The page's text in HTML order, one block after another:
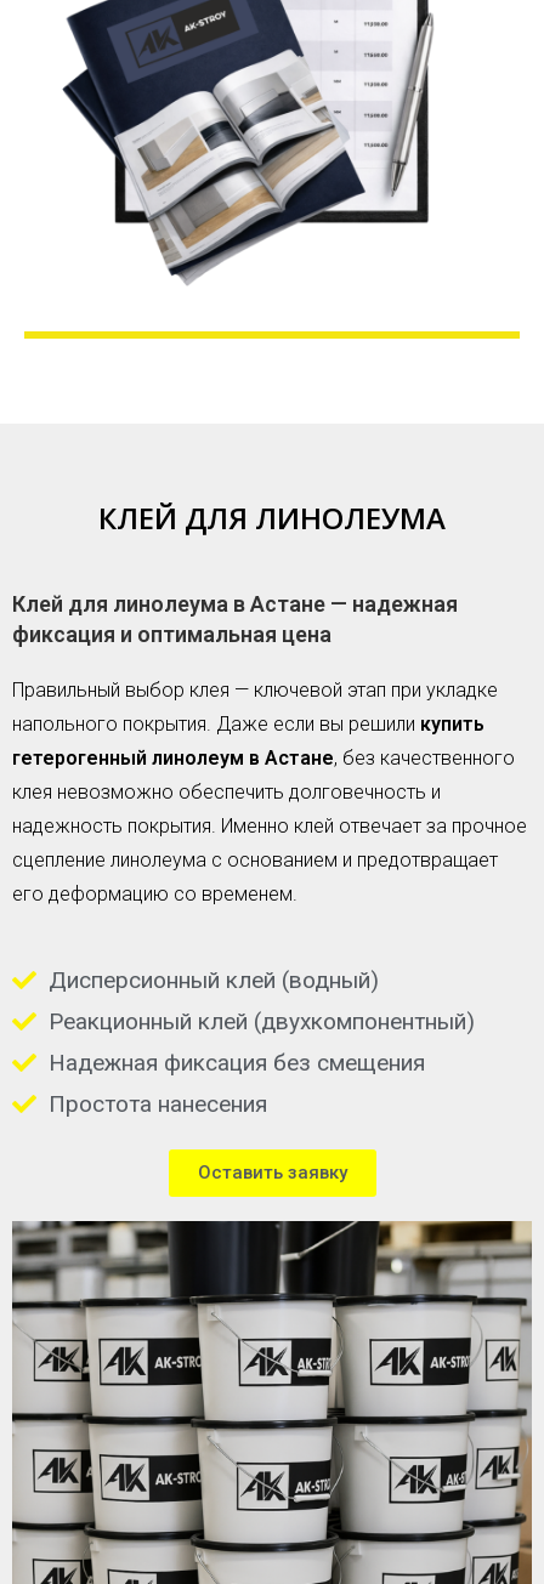
КЛЕЙ ДЛЯ ЛИНОЛЕУМА
Клей для линолеума в Астане — надежная
фиксация и оптимальная цена
Правильный выбор клея — ключевой этап при укладке
напольного покрытия. Даже если вы решили купить
гетерогенный линолеум в Астане, без качественного
клея невозможно обеспечить долговечность и
надежность покрытия. Именно клей отвечает за прочное
сцепление линолеума с основанием и предотвращает
его деформацию со временем.
Дисперсионный клей (водный)
Реакционный клей (двухкомпонентный)
Надежная фиксация без смещения
Простота нанесения
Оставить заявку